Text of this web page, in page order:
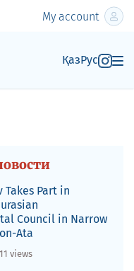
My account
ҚазРус
Takes Part in
Council in Narrow
Ata
views